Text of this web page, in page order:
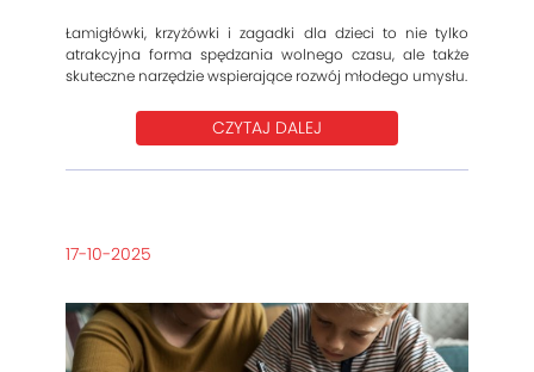
Łamigłówki, krzyżówki i zagadki dla dzieci to nie tylko
atrakcyjna forma spędzania wolnego czasu, ale także
skuteczne narzędzie wspierające rozwój młodego umysłu.
CZYTAJ DALEJ
17-10-2025